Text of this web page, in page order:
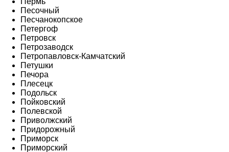
Песочный
Песчанокопское
Петергоф
Петровск
Петрозаводск
Петропавловск-Камчатский
Петушки
Печора
Плесецк
Подольск
Пойковский
Полевской
Приволжский
Придорожный
Приморск
Приморский